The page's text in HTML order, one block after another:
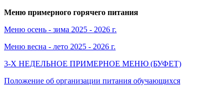
Меню примерного горячего питания
Меню осень - зима 2025 - 2026 г.
Меню весна - лето 2025 - 2026 г.
3-Х НЕДЕЛЬНОЕ ПРИМЕРНОЕ МЕНЮ (БУФЕТ)
Положение об организации питания обучающихся